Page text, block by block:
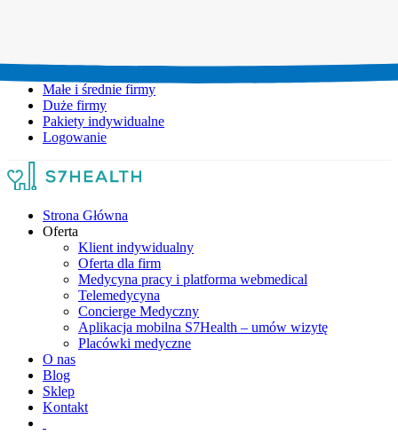
Małe i średnie firmy
Duże firmy
Pakiety indywidualne
Logowanie
Strona Główna
Oferta
Klient indywidualny
Oferta dla firm
Medycyna pracy i platforma webmedical
Telemedycyna
Concierge Medyczny
Aplikacja mobilna S7Health – umów wizytę
Placówki medyczne
O nas
Blog
Sklep
Kontakt